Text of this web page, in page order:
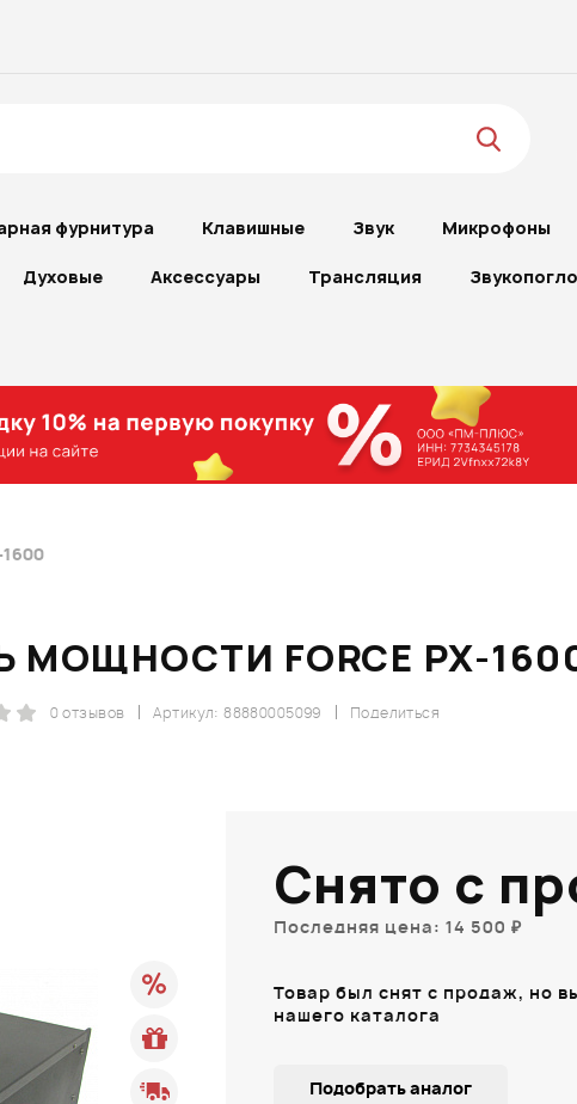
фурнитура Клавишные Звук Микрофоны
Духовые Аксессуары Трансляция
FORCE PX-
Поделиться
Артикул: 88880005099
0 отзывов
Снято с
Последняя цена: 14 500 ₽
Товар был снят с продаж, но
нашего каталога
Подобрать аналог